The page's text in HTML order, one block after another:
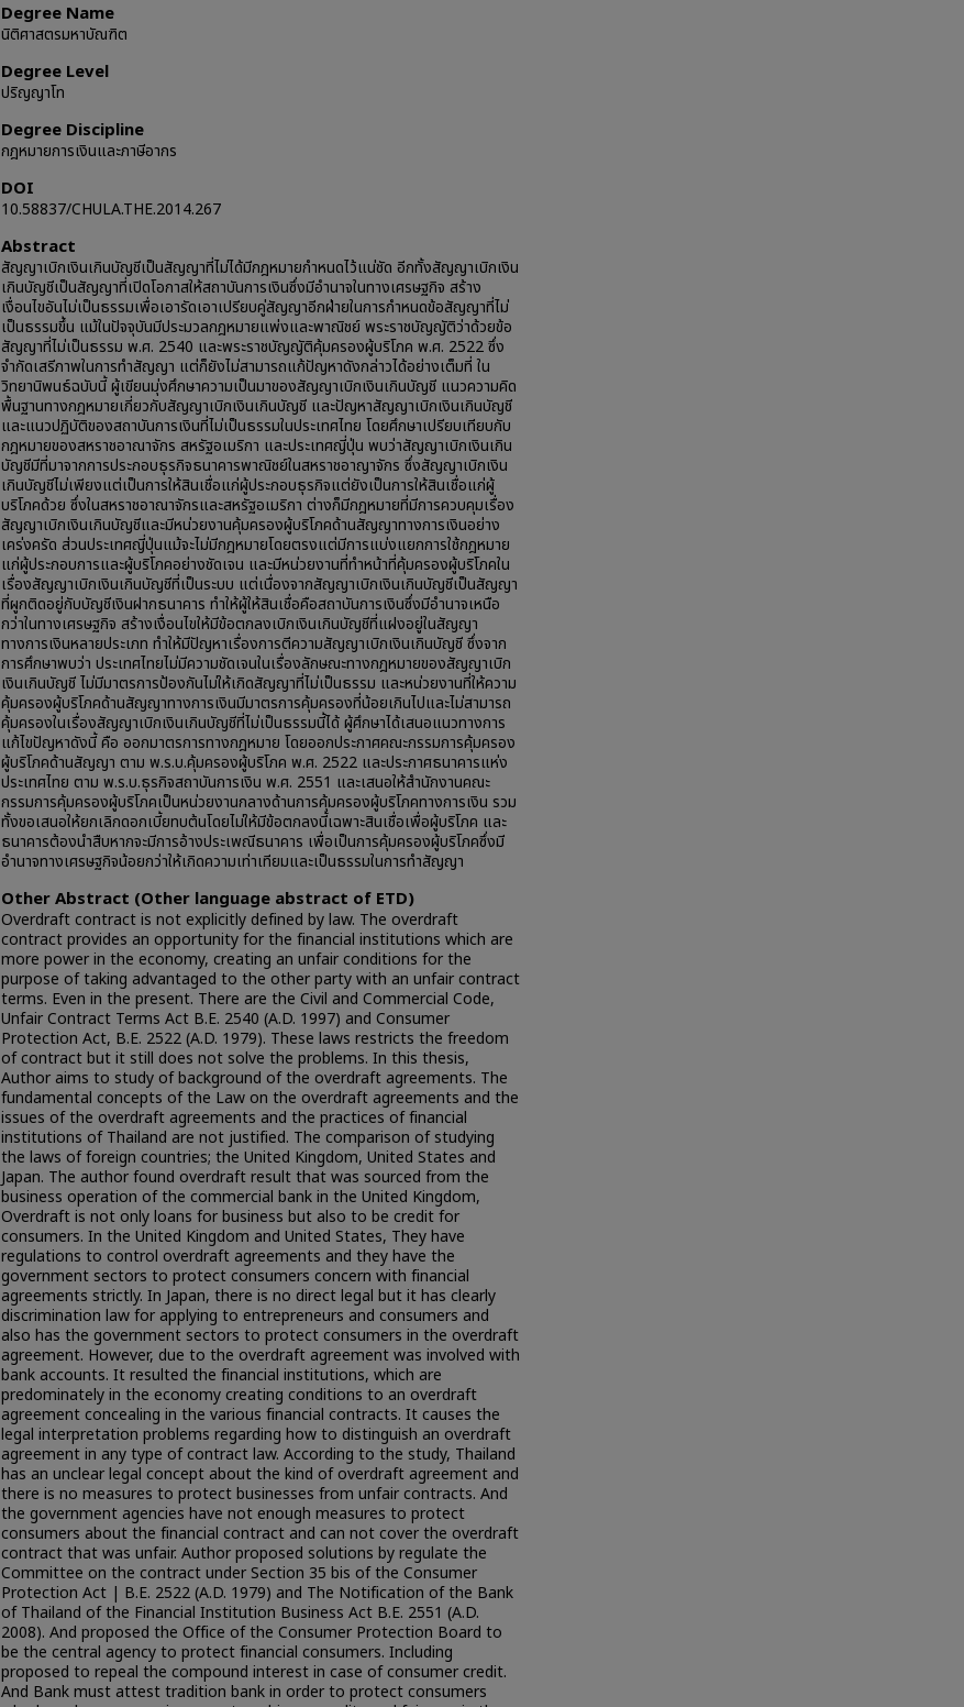
Degree Name
นิติศาสตรมหาบัณฑิต
Degree Level
ปริญญาโท
Degree Discipline
กฎหมายการเงินและภาษีอากร
DOI
10.58837/CHULA.THE.2014.267
Abstract
สัญญาเบิกเงินเกินบัญชีเป็นสัญญาที่ไม่ได้มีกฎหมายกำหนดไว้แน่ชัด อีกทั้งสัญญาเบิกเงิน
เกินบัญชีเป็นสัญญาที่เปิดโอกาสให้สถาบันการเงินซึ่งมีอำนาจในทางเศรษฐกิจ สร้าง
เงื่อนไขอันไม่เป็นธรรมเพื่อเอารัดเอาเปรียบคู่สัญญาอีกฝ่ายในการกำหนดข้อสัญญาที่ไม่
เป็นธรรมขึ้น แม้ในปัจจุบันมีประมวลกฎหมายแพ่งและพาณิชย์ พระราชบัญญัติว่าด้วยข้อ
สัญญาที่ไม่เป็นธรรม พ.ศ. 2540 และพระราชบัญญัติคุ้มครองผู้บริโภค พ.ศ. 2522 ซึ่ง
จำกัดเสรีภาพในการทำสัญญา แต่ก็ยังไม่สามารถแก้ปัญหาดังกล่าวได้อย่างเต็มที่ ใน
วิทยานิพนธ์ฉบับนี้ ผู้เขียนมุ่งศึกษาความเป็นมาของสัญญาเบิกเงินเกินบัญชี แนวความคิด
พื้นฐานทางกฎหมายเกี่ยวกับสัญญาเบิกเงินเกินบัญชี และปัญหาสัญญาเบิกเงินเกินบัญชี
และแนวปฏิบัติของสถาบันการเงินที่ไม่เป็นธรรมในประเทศไทย โดยศึกษาเปรียบเทียบกับ
กฎหมายของสหราชอาณาจักร สหรัฐอเมริกา และประเทศญี่ปุ่น พบว่าสัญญาเบิกเงินเกิน
บัญชีมีที่มาจากการประกอบธุรกิจธนาคารพาณิชย์ในสหราชอาญาจักร ซึ่งสัญญาเบิกเงิน
เกินบัญชีไม่เพียงแต่เป็นการให้สินเชื่อแก่ผู้ประกอบธุรกิจแต่ยังเป็นการให้สินเชื่อแก่ผู้
บริโภคด้วย ซึ่งในสหราชอาณาจักรและสหรัฐอเมริกา ต่างก็มีกฎหมายที่มีการควบคุมเรื่อง
สัญญาเบิกเงินเกินบัญชีและมีหน่วยงานคุ้มครองผู้บริโภคด้านสัญญาทางการเงินอย่าง
เคร่งครัด ส่วนประเทศญี่ปุ่นแม้จะไม่มีกฎหมายโดยตรงแต่มีการแบ่งแยกการใช้กฎหมาย
แก่ผู้ประกอบการและผู้บริโภคอย่างชัดเจน และมีหน่วยงานที่ทำหน้าที่คุ้มครองผู้บริโภคใน
เรื่องสัญญาเบิกเงินเกินบัญชีที่เป็นระบบ แต่เนื่องจากสัญญาเบิกเงินเกินบัญชีเป็นสัญญา
ที่ผูกติดอยู่กับบัญชีเงินฝากธนาคาร ทำให้ผู้ให้สินเชื่อคือสถาบันการเงินซึ่งมีอำนาจเหนือ
กว่าในทางเศรษฐกิจ สร้างเงื่อนไขให้มีข้อตกลงเบิกเงินเกินบัญชีที่แฝงอยู่ในสัญญา
ทางการเงินหลายประเภท ทำให้มีปัญหาเรื่องการตีความสัญญาเบิกเงินเกินบัญชี ซึ่งจาก
การศึกษาพบว่า ประเทศไทยไม่มีความชัดเจนในเรื่องลักษณะทางกฎหมายของสัญญาเบิก
เงินเกินบัญชี ไม่มีมาตรการป้องกันไม่ให้เกิดสัญญาที่ไม่เป็นธรรม และหน่วยงานที่ให้ความ
คุ้มครองผู้บริโภคด้านสัญญาทางการเงินมีมาตรการคุ้มครองที่น้อยเกินไปและไม่สามารถ
คุ้มครองในเรื่องสัญญาเบิกเงินเกินบัญชีที่ไม่เป็นธรรมนี้ได้ ผู้ศึกษาได้เสนอแนวทางการ
แก้ไขปัญหาดังนี้ คือ ออกมาตรการทางกฎหมาย โดยออกประกาศคณะกรรมการคุ้มครอง
ผู้บริโภคด้านสัญญา ตาม พ.ร.บ.คุ้มครองผู้บริโภค พ.ศ. 2522 และประกาศธนาคารแห่ง
ประเทศไทย ตาม พ.ร.บ.ธุรกิจสถาบันการเงิน พ.ศ. 2551 และเสนอให้สำนักงานคณะ
กรรมการคุ้มครองผู้บริโภคเป็นหน่วยงานกลางด้านการคุ้มครองผู้บริโภคทางการเงิน รวม
ทั้งขอเสนอให้ยกเลิกดอกเบี้ยทบต้นโดยไม่ให้มีข้อตกลงนี้เฉพาะสินเชื่อเพื่อผู้บริโภค และ
ธนาคารต้องนำสืบหากจะมีการอ้างประเพณีธนาคาร เพื่อเป็นการคุ้มครองผู้บริโภคซึ่งมี
อำนาจทางเศรษฐกิจน้อยกว่าให้เกิดความเท่าเทียมและเป็นธรรมในการทำสัญญา
Other Abstract (Other language abstract of ETD)
Overdraft contract is not explicitly defined by law. The overdraft
contract provides an opportunity for the financial institutions which are
more power in the economy, creating an unfair conditions for the
purpose of taking advantaged to the other party with an unfair contract
terms. Even in the present. There are the Civil and Commercial Code,
Unfair Contract Terms Act B.E. 2540 (A.D. 1997) and Consumer
Protection Act, B.E. 2522 (A.D. 1979). These laws restricts the freedom
of contract but it still does not solve the problems. In this thesis,
Author aims to study of background of the overdraft agreements. The
fundamental concepts of the Law on the overdraft agreements and the
issues of the overdraft agreements and the practices of financial
institutions of Thailand are not justified. The comparison of studying
the laws of foreign countries; the United Kingdom, United States and
Japan. The author found overdraft result that was sourced from the
business operation of the commercial bank in the United Kingdom,
Overdraft is not only loans for business but also to be credit for
consumers. In the United Kingdom and United States, They have
regulations to control overdraft agreements and they have the
government sectors to protect consumers concern with financial
agreements strictly. In Japan, there is no direct legal but it has clearly
discrimination law for applying to entrepreneurs and consumers and
also has the government sectors to protect consumers in the overdraft
agreement. However, due to the overdraft agreement was involved with
bank accounts. It resulted the financial institutions, which are
predominately in the economy creating conditions to an overdraft
agreement concealing in the various financial contracts. It causes the
legal interpretation problems regarding how to distinguish an overdraft
agreement in any type of contract law. According to the study, Thailand
has an unclear legal concept about the kind of overdraft agreement and
there is no measures to protect businesses from unfair contracts. And
the government agencies have not enough measures to protect
consumers about the financial contract and can not cover the overdraft
contract that was unfair. Author proposed solutions by regulate the
Committee on the contract under Section 35 bis of the Consumer
Protection Act | B.E. 2522 (A.D. 1979) and The Notification of the Bank
of Thailand of the Financial Institution Business Act B.E. 2551 (A.D.
2008). And proposed the Office of the Consumer Protection Board to
be the central agency to protect financial consumers. Including
proposed to repeal the compound interest in case of consumer credit.
And Bank must attest tradition bank in order to protect consumers